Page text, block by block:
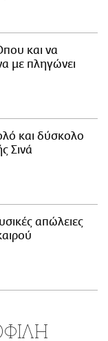
και να
με πληγώνει
και δύσκολο
Σινά
απώλειες